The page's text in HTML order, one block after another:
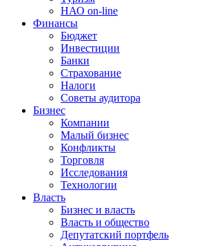
НАО on-line
Финансы
Бюджет
Инвестиции
Банки
Страхование
Налоги
Советы аудитора
Бизнес
Компании
Малый бизнес
Конфликты
Торговля
Исследования
Технологии
Власть
Бизнес и власть
Власть и общество
Депутатский портфель